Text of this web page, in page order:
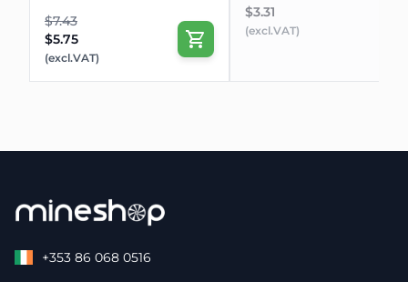
$7.43
$5.75
(excl.VAT)
$3.31
(excl.VAT)
+353 86 068 0516